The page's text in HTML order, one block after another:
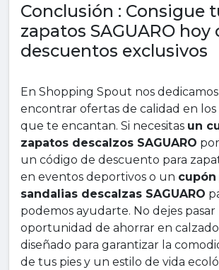
Conclusión : Consigue
zapatos SAGUARO hoy
descuentos exclusivos
En Shopping Spout nos
encontrar ofertas de calidad en
que te encantan. Si necesitas un
zapatos descalzos SAGUARO
un código de descuento para
en eventos deportivos o un cupón
sandalias descalzas SAGUARO
podemos ayudarte. No dejes pasar
oportunidad de ahorrar en
diseñado para garantizar la
de tus pies y un estilo de vida